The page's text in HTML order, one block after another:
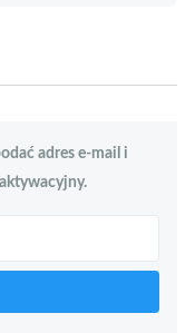
adres e-mail i